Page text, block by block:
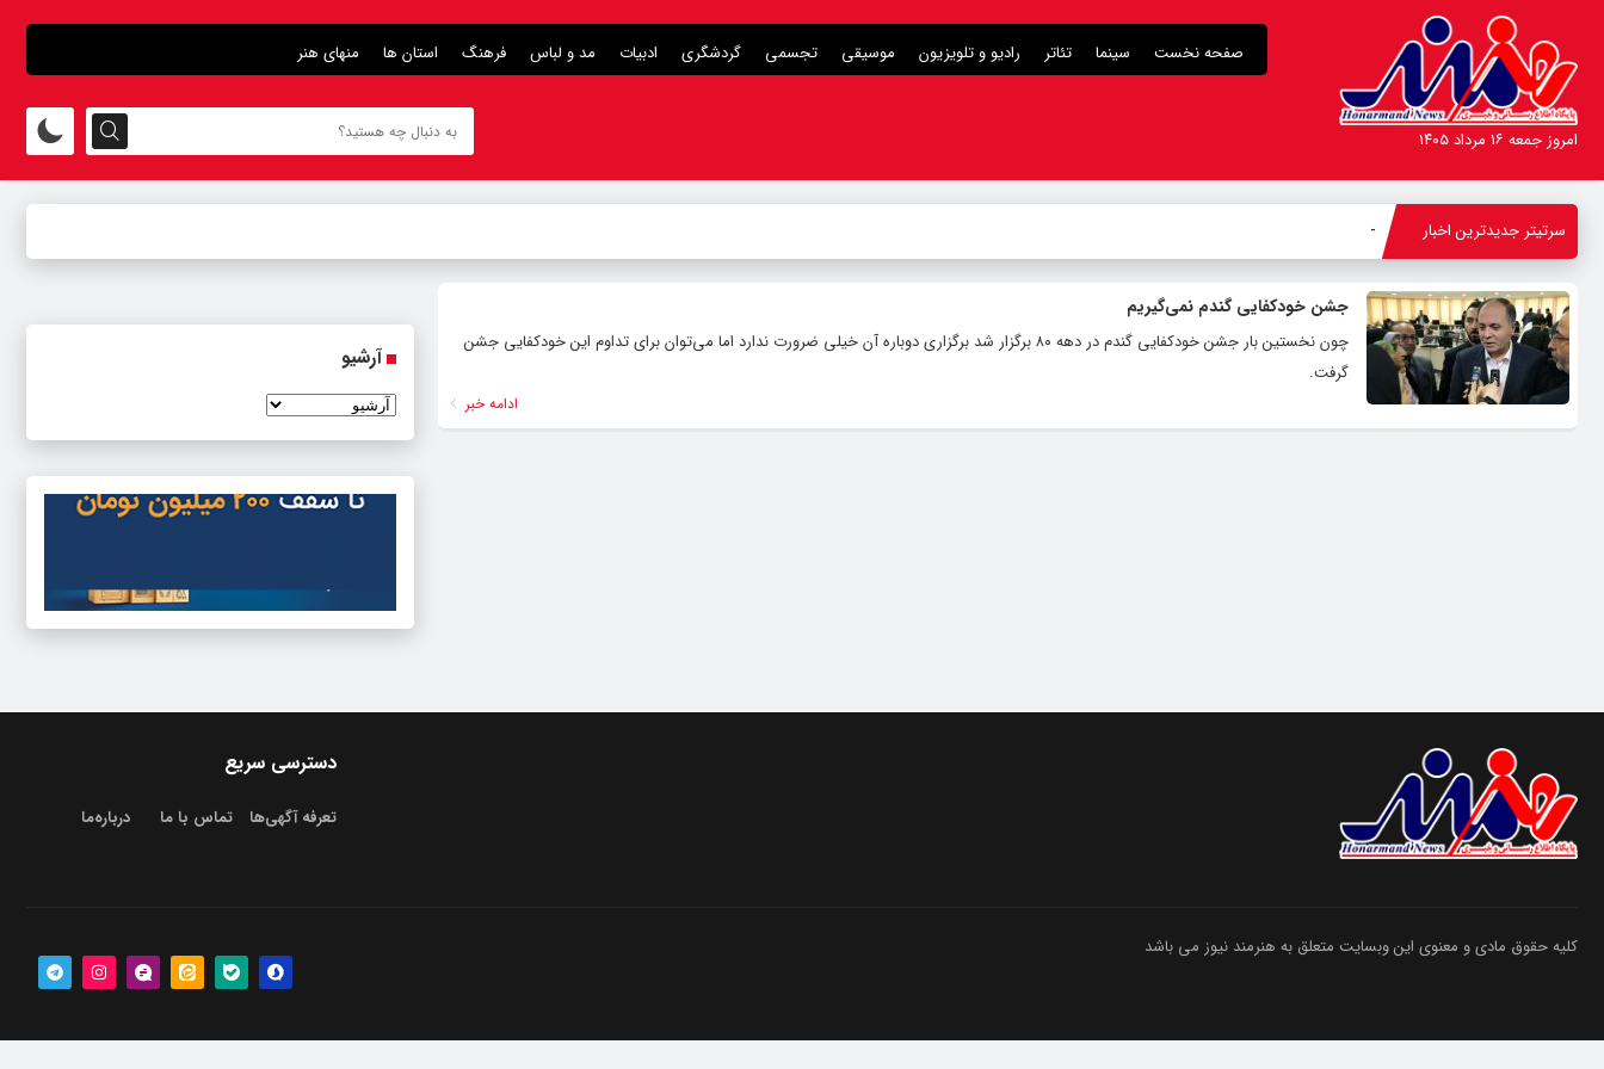
صفحه نخست سینما تئاتر رادیو و تلویزیون موسیقی تجسمی گردشگری ادبیات مد و لباس فرهنگ استان ها منهای هنر
امروز جمعه ۱۶ مرداد ۱۴۰۵
سرتیتر جدیدترین اخبار بوطیق
جشن خودکفایی گندم نمی‌گیریم
چون نخستین بار جشن خودکفایی گندم در دهه ۸۰ برگزار شد برگزاری دوباره آن خیلی ضرورت ندارد اما می‌توان برای تداوم این خودکفایی جشن
گرفت.
ادامه خبر
آرشیو
دسترسی سریع
تعرفه آگهی‌ها تماس با ما درباره‌‌ما
کلیه حقوق مادی و معنوی این وبسایت متعلق به هنرمند نیوز می باشد